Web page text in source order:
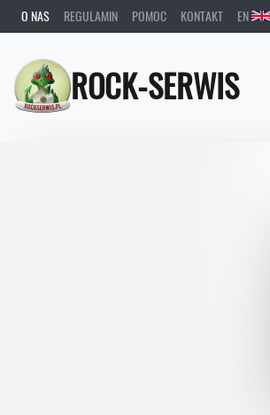
O NAS REGULAMIN POMOC KONTAKT EN
ROCK-SERWIS